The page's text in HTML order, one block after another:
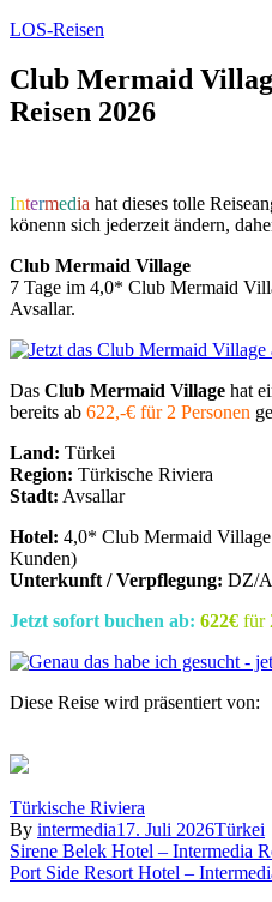
LOS-Reisen
Club Mermaid
Reisen 2026
Intermedia hat dieses tolle
könenn sich jederzeit ändern,
Club Mermaid Village
7 Tage im 4,0* Club Mermaid
Avsallar.
Das Club Mermaid Village hat
bereits ab 622,-€ für 2 Personen
Land: Türkei
Region: Türkische Riviera
Stadt: Avsallar
Hotel: 4,0* Club Mermaid
Kunden)
Unterkunft / Verpflegung: DZ/
Jetzt sofort buchen ab: 622€ für
Diese Reise wird präsentiert von:
Türkische Riviera
By intermedia17. Juli 2026Türkei
Beitragsnavigation
Sirene Belek Hotel – Intermedia
Port Side Resort Hotel –